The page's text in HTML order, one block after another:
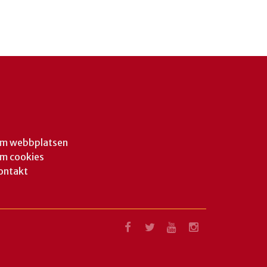
webbplatsen
cookies